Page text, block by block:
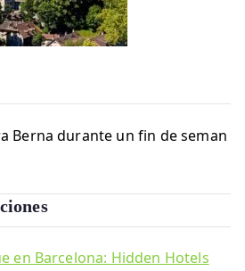
Berna durante un fin de seman
en Barcelona: Hidden Hotels